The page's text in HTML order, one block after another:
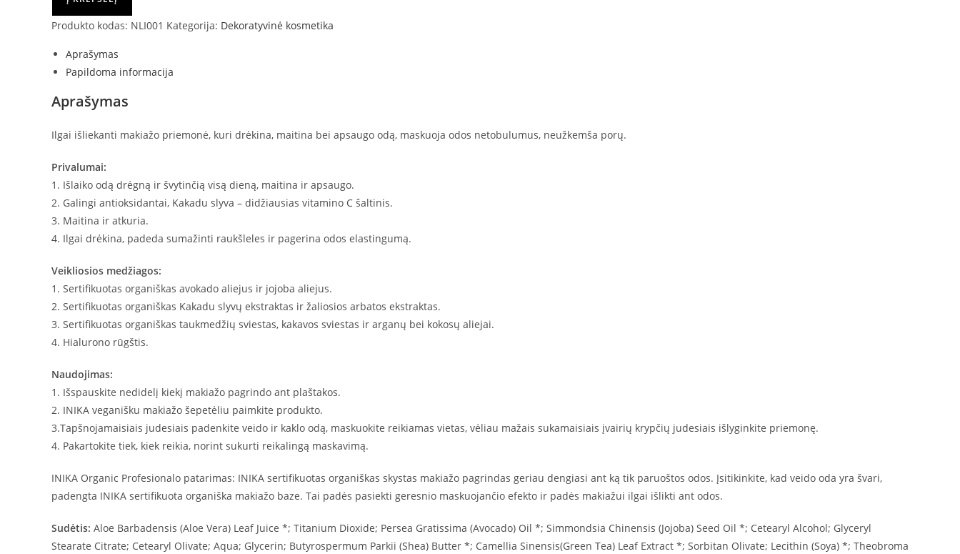
ORGANIC
SKYSTAS
MAKIAŽO
PAGRINDAS
Cream,
ml
Produkto kodas: NLI001 Kategorija: Dekoratyvinė kosmetika
Aprašymas
Papildoma informacija
Aprašymas
Ilgai išliekanti makiažo priemonė, kuri drėkina, maitina bei apsaugo odą, maskuoja odos netobulumus, neužkemša porų.
Privalumai:
1. Išlaiko odą drėgną ir švytinčią visą dieną, maitina ir apsaugo.
2. Galingi antioksidantai, Kakadu slyva – didžiausias vitamino C šaltinis.
3. Maitina ir atkuria.
4. Ilgai drėkina, padeda sumažinti raukšleles ir pagerina odos elastingumą.
Veikliosios medžiagos:
1. Sertifikuotas organiškas avokado aliejus ir jojoba aliejus.
2. Sertifikuotas organiškas Kakadu slyvų ekstraktas ir žaliosios arbatos ekstraktas.
3. Sertifikuotas organiškas taukmedžių sviestas, kakavos sviestas ir arganų bei kokosų aliejai.
4. Hialurono rūgštis.
Naudojimas:
1. Išspauskite nedidelį kiekį makiažo pagrindo ant plaštakos.
2. INIKA veganišku makiažo šepetėliu paimkite produkto.
3.Tapšnojamaisiais judesiais padenkite veido ir kaklo odą, maskuokite reikiamas vietas, vėliau mažais sukamaisiais įvairių krypčių judesiais išlyginkite priemonę.
4. Pakartokite tiek, kiek reikia, norint sukurti reikalingą maskavimą.
INIKA Organic Profesionalo patarimas: INIKA sertifikuotas organiškas skystas makiažo pagrindas geriau dengiasi ant ką tik paruoštos odos. Įsitikinkite, kad veido oda yra švari,
padengta INIKA sertifikuota organiška makiažo baze. Tai padės pasiekti geresnio maskuojančio efekto ir padės makiažui ilgai išlikti ant odos.
Sudėtis: Aloe Barbadensis (Aloe Vera) Leaf Juice *; Titanium Dioxide; Persea Gratissima (Avocado) Oil *; Simmondsia Chinensis (Jojoba) Seed Oil *; Cetearyl Alcohol; Glyceryl
Stearate Citrate; Cetearyl Olivate; Aqua; Glycerin; Butyrospermum Parkii (Shea) Butter *; Camellia Sinensis(Green Tea) Leaf Extract *; Sorbitan Olivate; Lecithin (Soya) *; Theobroma